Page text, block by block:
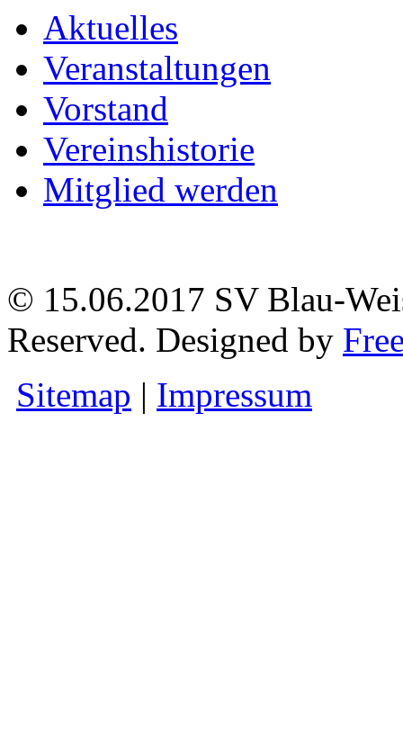
Aktuelles
Veranstaltungen
Vorstand
Vereinshistorie
Mitglied werden
© 15.06.2017 SV Blau-
Reserved. Designed by
Sitemap | Impressum